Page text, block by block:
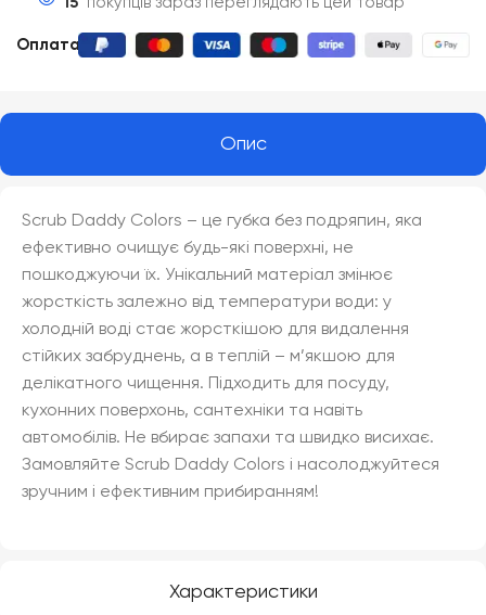
Оплата
Опис
Характеристики
Scrub Daddy Colors – це губка без подряпин, яка
ефективно очищує будь-які поверхні, не
пошкоджуючи їх. Унікальний матеріал змінює
жорсткість залежно від температури води: у
холодній воді стає жорсткішою для видалення
стійких забруднень, а в теплій – м’якшою для
делікатного чищення. Підходить для посуду,
кухонних поверхонь, сантехніки та навіть
автомобілів. Не вбирає запахи та швидко висихає.
Замовляйте Scrub Daddy Colors і насолоджуйтеся
зручним і ефективним прибиранням!